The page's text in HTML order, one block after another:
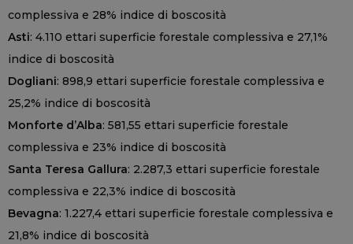
complessiva e 28% indice di boscosità
Asti: 4.110 ettari superficie forestale complessiva e 27,1%
indice di boscosità
Dogliani: 898,9 ettari superficie forestale complessiva e
25,2% indice di boscosità
Monforte d’Alba: 581,55 ettari superficie forestale
complessiva e 23% indice di boscosità
Santa Teresa Gallura: 2.287,3 ettari superficie forestale
complessiva e 22,3% indice di boscosità
Bevagna: 1.227,4 ettari superficie forestale complessiva e
21,8% indice di boscosità